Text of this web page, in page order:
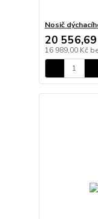
Nosič
20 556,69
16 989,00 Kč